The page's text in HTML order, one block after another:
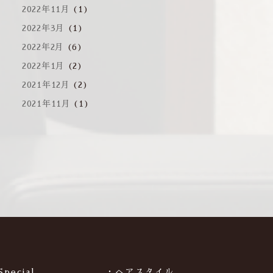
2022年11月 (1)
2022年3月 (1)
2022年2月 (6)
2022年1月 (2)
2021年12月 (2)
2021年11月 (1)